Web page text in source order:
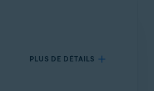
PLUS DE DÉTAILS